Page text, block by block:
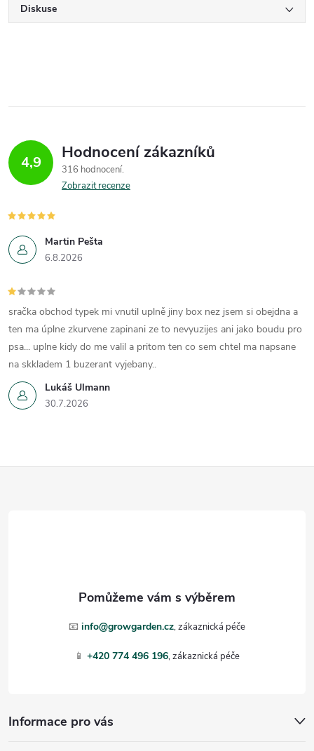
Diskuse
4,9 Hodnocení zákazníků
316 hodnocení
Zobrazit recenze
Martin Pešta
6.8.2026
Lukáš Ulmann
30.7.2026
sračka obchod typek mi vnutil uplně jiny box nez jsem si obejdna a
ten ma úplne zkurvene zapinani ze to nevyuzijes ani jako boudu pro
psa... uplne kidy do me valil a pritom ten co sem chtel ma napsane
na skkladem 1 buzerant vyjebany..
📧 info@growgarden.cz
📱 +420 774 496 196
Informace pro vás